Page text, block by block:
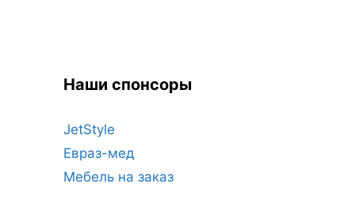
Наши спонсоры
JetStyle
Евраз-мед
Мебель на заказ